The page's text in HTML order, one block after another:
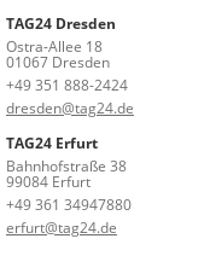
TAG24 Dresden
Ostra-Allee 18
01067 Dresden
+49 351 888-2424
dresden@tag24.de
TAG24 Erfurt
Bahnhofstraße 38
99084 Erfurt
+49 361 34947880
erfurt@tag24.de